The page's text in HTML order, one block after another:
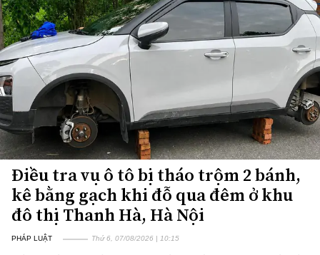
Điều tra vụ ô tô bị tháo trộm 2 bánh,
kê bằng gạch khi đỗ qua đêm ở khu
đô thị Thanh Hà, Hà Nội
PHÁP LUẬT Thứ 6, 07/08/2026 | 10:15